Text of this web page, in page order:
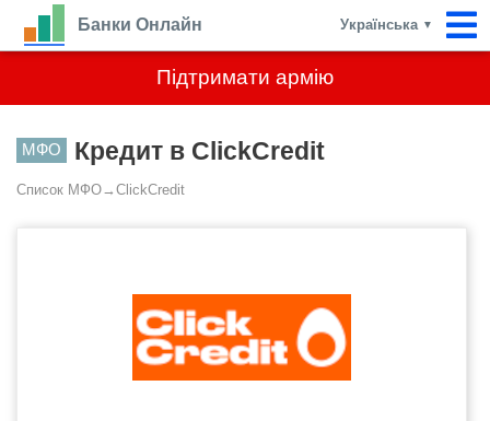
Підтримати армію
Банки Онлайн Українська ▼
МФО Кредит в ClickCredit
Список МФО→ ClickCredit